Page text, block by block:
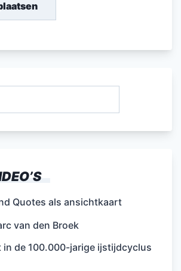
Quotes als ansichtkaart
van den Broek
in de 100.000-jarige ijstijdcyclus